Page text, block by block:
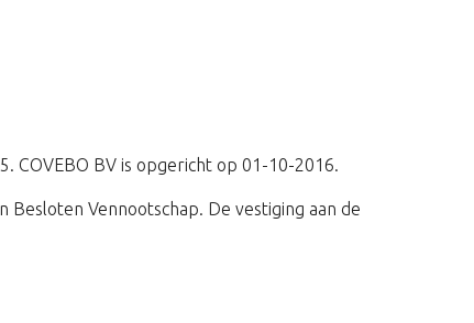
COVEBO BV is opgericht op 01-10-2016.
Vennootschap. De vestiging aan de